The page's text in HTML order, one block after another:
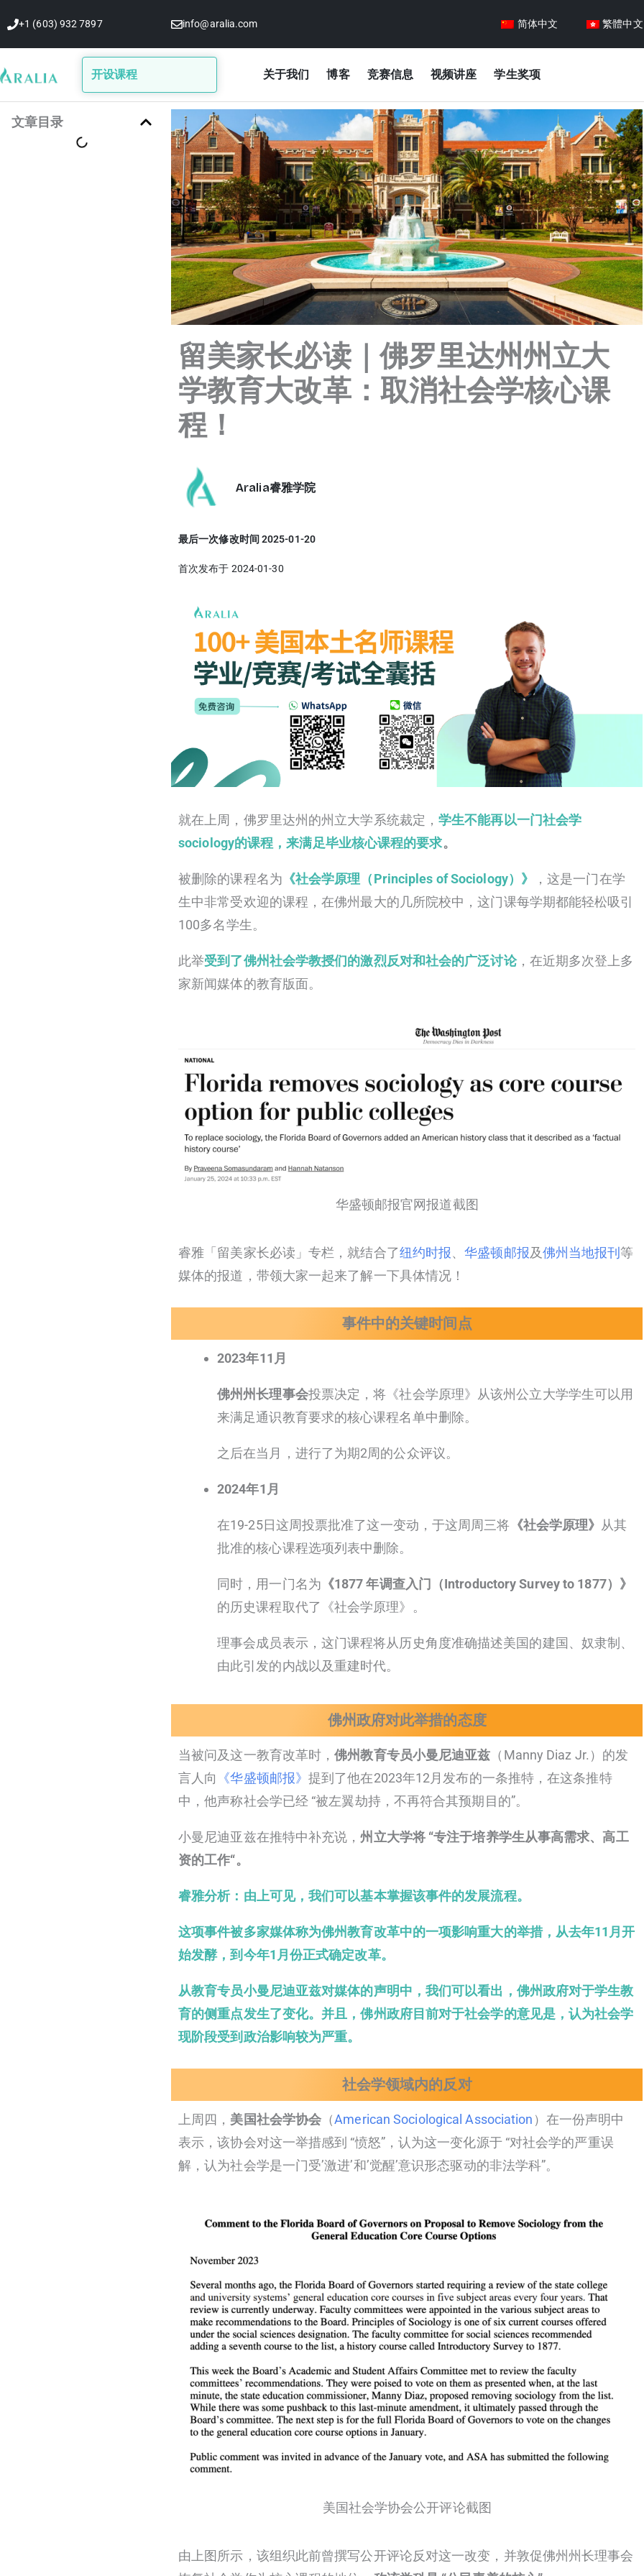
至
内
容
+1 (603) 932 7897 info@aralia.com 简体中文 繁體中文
开设课程 关于我们 博客 竞赛信息 视频讲座 学生奖项
文章目录
留美家长必读｜佛罗里达州州立大
学教育大改革：取消社会学核心课
程！
Aralia睿雅学院
最后一次修改时间 2025-01-20
首次发布于 2024-01-30
就在上周，佛罗里达州的州立大学系统裁定， 学生不能再以一门社会学
sociology的课程，来满足毕业核心课程的要求。
被删除的课程名为 《社会学原理（Principles of Sociology）》
，这是一门在学
生中非常受欢迎的课程，在佛州最大的几所院校中，这门课每学期都能轻松吸引
100多名学生。
此举受到了佛州社会学教授们的激烈反对和社会的广泛讨论，在近期多次登上多
家新闻媒体的教育版面。
华盛顿邮报官网报道截图
睿雅「留美家长必读」专栏，就结合了纽约时报、华盛顿邮报及佛州当地报刊 等
媒体的报道，带领大家一起来了解一下具体情况！
事件中的关键时间点
2023年11月
佛州州长理事会投票决定，将《社会学原理》从该州公立大学学生可以用
来满足通识教育要求的核心课程名单中删除。
之后在当月，进行了为期2周的公众评议。
2024年1月
在19-25日这周投票批准了这一变动，于这周周三将 《社会学原理》 从其
批准的核心课程选项列表中删除。
同时，用一门名为 《1877 年调查入门（Introductory Survey to 1877）》
的历史课程取代了《社会学原理》。
理事会成员表示，这门课程将从历史角度准确描述美国的建国、奴隶制、
由此引发的内战以及重建时代。
佛州政府对此举措的态度
当被问及这一教育改革时，佛州教育专员小曼尼迪亚兹 （Manny Diaz Jr.）的发
言人向
《华盛顿邮报》提到了他在2023年12月发布的一条推特，在这条推特
中，他声称社会学已经 “被左翼劫持，不再符合其预期目的”。
小曼尼迪亚兹在推特中补充说，州立大学将 “专注于培养学生从事高需求、高工
资的工作“。
睿雅分析：由上可见，我们可以基本掌握该事件的发展流程。
这项事件被多家媒体称为佛州教育改革中的一项影响重大的举措，从去年11月开
始发酵，到今年1月份正式确定改革。
从教育专员小曼尼迪亚兹对媒体的声明中，我们可以看出，佛州政府对于学生教
育的侧重点发生了变化。 并且，佛州政府目前对于社会学的意见是，认为社会学
现阶段受到政治影响较为严重。
社会学领域内的反对
上周四， 美国社会学协会 （American Sociological Association ）在一份声明中
表示，该协会对这一举措感到 “愤怒”，认为这一变化源于 “对社会学的严重误
解，认为社会学是一门受’激进’和’觉醒’意识形态驱动的非法学科”。
美国社会学协会公开评论截图
由上图所示，该组织此前曾撰写公开评论反对这一改变，并敦促佛州州长理事会